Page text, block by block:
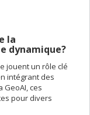
la
dynamique?
jouent un rôle clé
intégrant des
GeoAI, ces
pour divers